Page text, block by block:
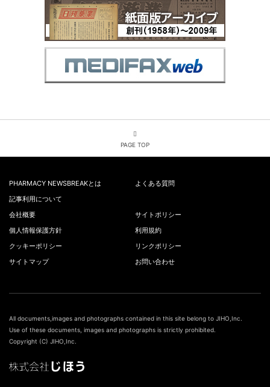
PAGE TOP
PHARMACY NEWSBREAKとは
よくある質問
記事利用について
会社概要
サイトポリシー
個人情報保護方針
利用規約
クッキーポリシー
リンクポリシー
サイトマップ
お問い合わせ
All documents,images and photographs contained in this site belong to JIHO,Inc.
Use of these documents, images and photographs is strictly prohibited.
Copyright (C) JIHO,Inc.